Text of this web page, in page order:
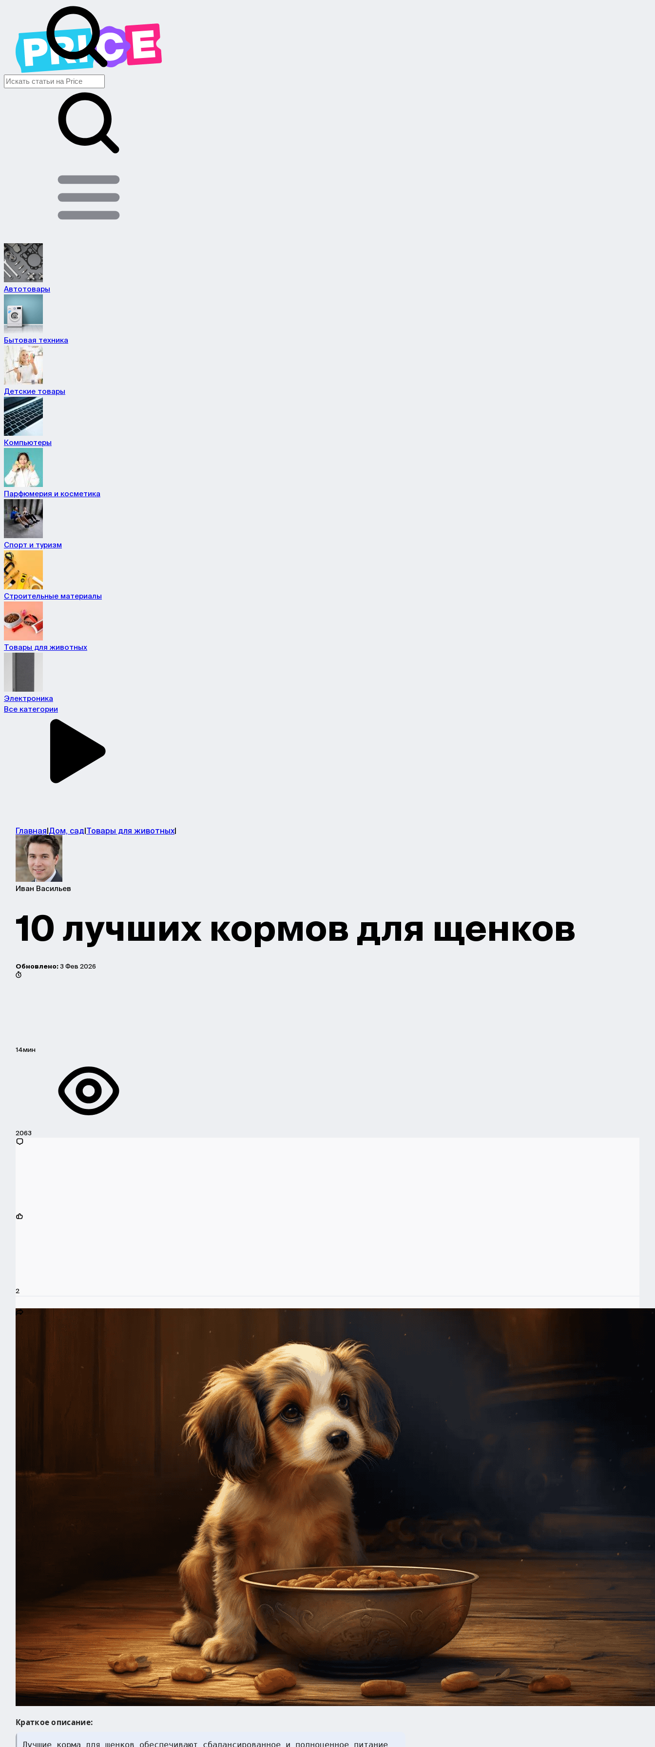
Автотовары
Бытовая техника
Детские товары
Компьютеры
Парфюмерия и косметика
Спорт и туризм
Строительные материалы
Товары для животных
Электроника
Все категории
Главная|Дом, сад|Товары для животных|
Иван Васильев
10 лучших кормов для щенков
Обновлено: 3 Фев 2026
14мин
2063
2
Краткое описание:
Лучшие корма для щенков обеспечивают сбалансированное и полноценное питание